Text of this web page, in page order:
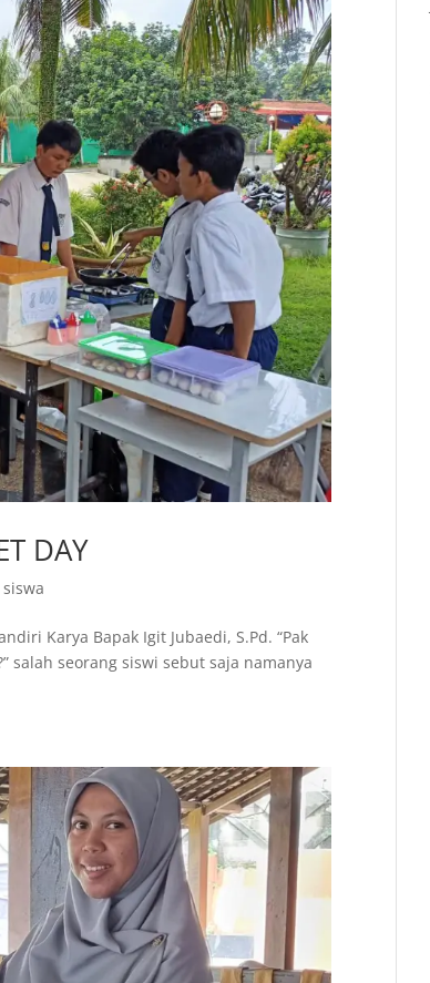
DAY
siswa
Karya Bapak Igit Jubaedi, S.Pd. “Pak
salah seorang siswi sebut saja namanya